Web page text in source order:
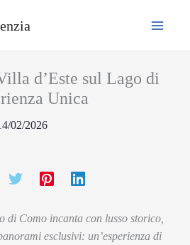
d’Este sul Lago di
Unica
02/2026
di Como incanta con lusso storico,
esclusivi: un’esperienza di